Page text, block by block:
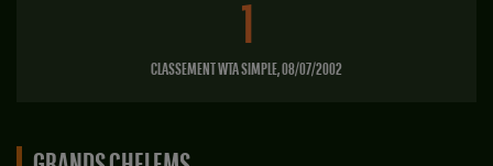
1
CLASSEMENT WTA SIMPLE, 08/07/2002